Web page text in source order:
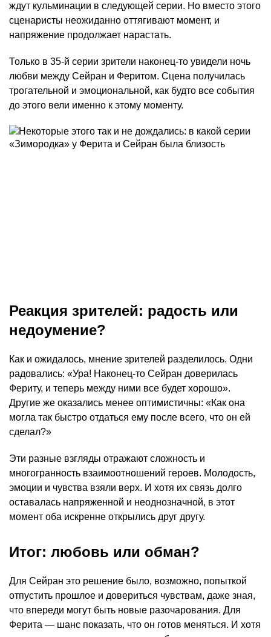
ждут кульминации в следующей серии. Но вместо этого
сценаристы неожиданно оттягивают момент, и
напряжение продолжает нарастать.
Только в 35-й серии зрители наконец-то увидели ночь
любви между Сейран и Феритом. Сцена получилась
трогательной и эмоциональной, как будто все события
до этого вели именно к этому моменту.
Реакция зрителей: радость или
недоумение?
Как и ожидалось, мнение зрителей разделилось. Одни
радовались: «Ура! Наконец-то Сейран доверилась
Фериту, и теперь между ними все будет хорошо».
Другие же оказались менее оптимистичны: «Как она
могла так быстро отдаться ему после всего, что он ей
сделал?»
Эти разные взгляды отражают сложность и
многогранность взаимоотношений героев. Молодость,
эмоции и чувства взяли верх. И хотя их связь долго
оставалась напряженной и неоднозначной, в этот
момент оба искренне открылись друг другу.
Итог: любовь или обман?
Для Сейран это решение было, возможно, попыткой
отпустить прошлое и довериться чувствам, даже зная,
что впереди могут быть новые разочарования. Для
Ферита — шанс показать, что он готов меняться. И хотя